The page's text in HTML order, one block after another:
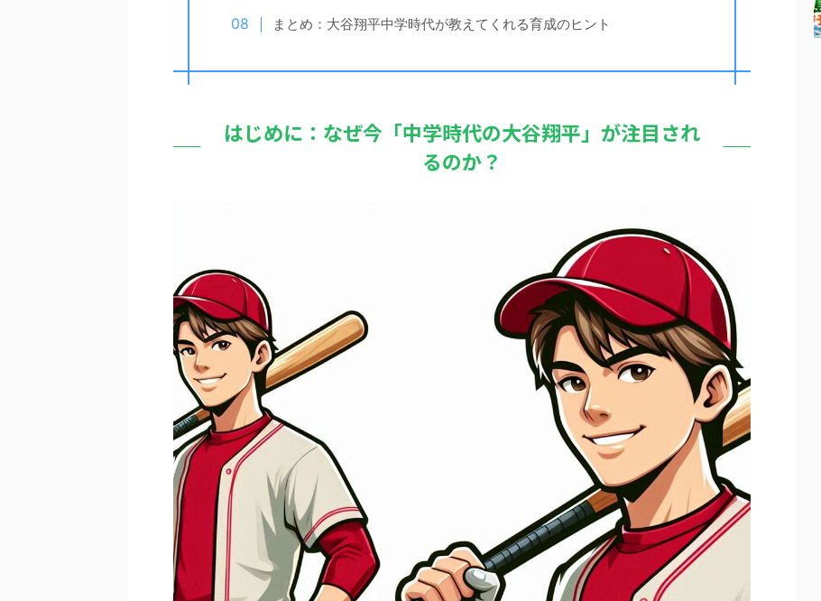
まとめ：大谷翔平中学時代が教えてくれる育成のヒント
はじめに：なぜ今「中学時代の大谷翔平」が注目され
るのか？